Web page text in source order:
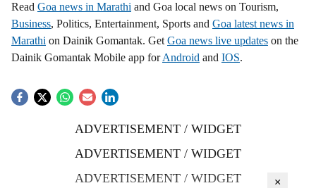
Read Goa news in Marathi and Goa local news on Tourism,
Business, Politics, Entertainment, Sports and Goa latest news in
Marathi on Dainik Gomantak. Get Goa news live updates on the
Dainik Gomantak Mobile app forAndroid and IOS.
ADVERTISEMENT / WIDGET
ADVERTISEMENT / WIDGET
ADVERTISEMENT / WIDGET
×